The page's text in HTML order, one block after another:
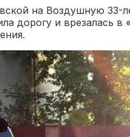
на Воздушную 33-
дорогу и врезалась